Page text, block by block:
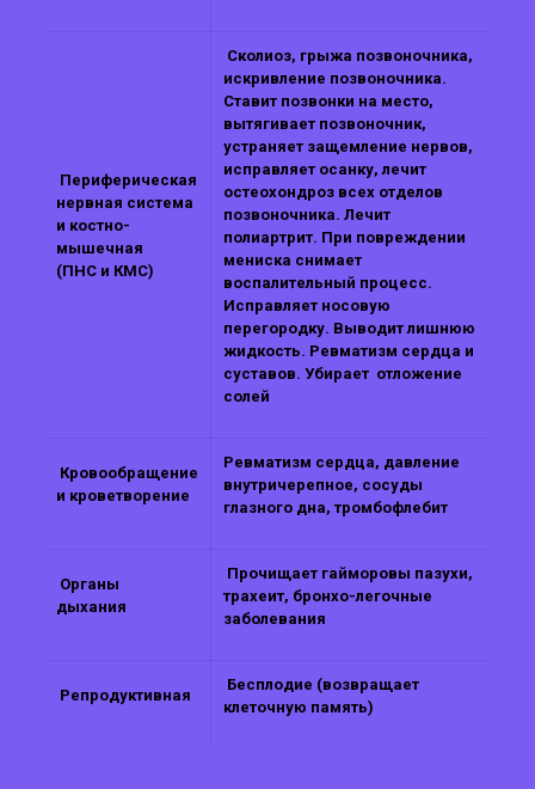
Периферическая
нервная система
и костно-
мышечная
(ПНС и КМС)
Сколиоз, грыжа позвоночника,
искривление позвоночника.
Ставит позвонки на место,
вытягивает позвоночник,
устраняет защемление нервов,
исправляет осанку, лечит
остеохондроз всех отделов
позвоночника. Лечит
полиартрит. При повреждении
мениска снимает
воспалительный процесс.
Исправляет носовую
перегородку. Выводит лишнюю
жидкость. Ревматизм сердца и
суставов. Убирает отложение
солей
Кровообращение
и кроветворение
Ревматизм сердца, давление
внутричерепное, сосуды
глазного дна, тромбофлебит
Органы
дыхания
Прочищает гайморовы пазухи,
трахеит, бронхо-легочные
заболевания
Репродуктивная
Бесплодие (возвращает
клеточную память)